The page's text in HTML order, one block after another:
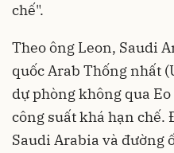
chế".
Theo ông Leon, Saudi
quốc Arab Thống nhất
dự phòng không qua
công suất khá hạn chế.
Saudi Arabia và đường